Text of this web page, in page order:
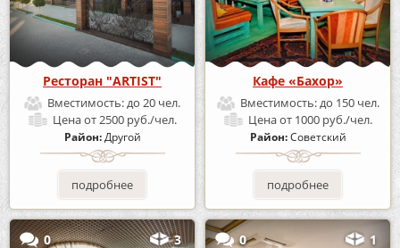
Ресторан "ARTIST"
Вместимость:до 20 чел.
Ценаот 2500 руб./чел.
Район:Другой
подробнее
Кафе «Бахор»
Вместимость:до 150 чел.
Ценаот 1000 руб./чел.
Район:Советский
подробнее
0 3 0 1